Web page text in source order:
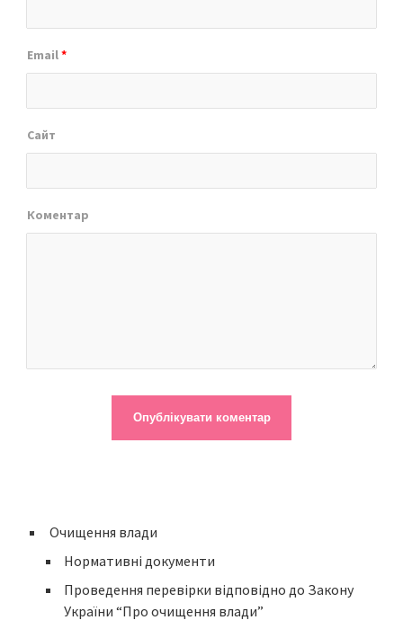
Email*
Сайт
Коментар
Очищення влади
Нормативні документи
Проведення перевірки відповідно до Закону
України “Про очищення влади”